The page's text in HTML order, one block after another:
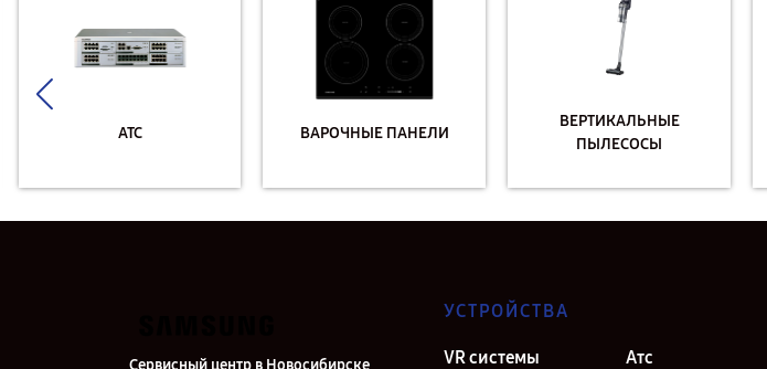
АТС ВАРОЧНЫЕ ПАНЕЛИ
ВЕРТИКАЛЬНЫЕ
ПЫЛЕСОСЫ
Сервисный центр в Новосибирске
УСТРОЙСТВА
VR системы Атс